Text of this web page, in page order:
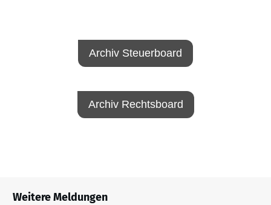
Archiv Steuerboard
Archiv Rechtsboard
Weitere Meldungen